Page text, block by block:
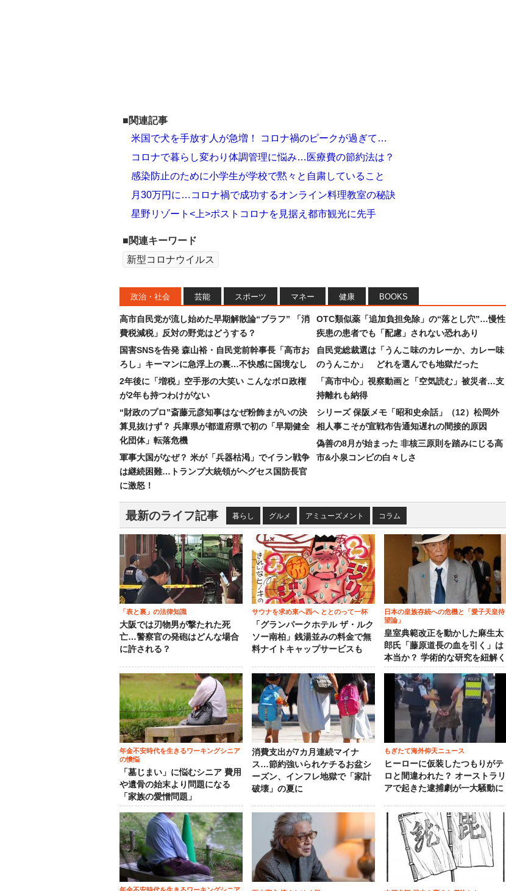
■関連記事
米国で犬を手放す人が急増！ コロナ禍のピークが過ぎて…
コロナで暮らし変わり体調管理に悩み…医療費の節約法は？
感染防止のために小学生が学校で黙々と自粛していること
月30万円に…コロナ禍で成功するオンライン料理教室の秘訣
星野リゾート<上>ポストコロナを見据え都市観光に先手
■関連キーワード
新型コロナウイルス
政治・社会 芸能 スポーツ マネー 健康 BOOKS
高市自民党が流し始めた早期解散論“ブラフ” 「消
費税減税」反対の野党はどうする？
国害SNSを告発 森山裕・自民党前幹事長「高市お
ろし」キーマンに急浮上の裏…不快感に国境なし
2年後に「増税」空手形の大笑い こんなボロ政権
が2年も持つわけがない
“財政のプロ”斎藤元彦知事はなぜ粉飾まがいの決
算見抜けず？ 兵庫県が都道府県で初の「早期健全
化団体」転落危機
軍事大国がなぜ？ 米が「兵器枯渇」でイラン戦争
は継続困難…トランプ大統領がヘグセス国防長官
に激怒！
OTC類似薬「追加負担免除」の“落とし穴”…慢性
疾患の患者でも「配慮」されない恐れあり
自民党総裁選は「うんこ味のカレーか、カレー味
のうんこか」 どれを選んでも地獄だった
「高市中心」視察動画と「空気読む」被災者…支
持離れも納得
シリーズ 保阪メモ「昭和史余話」（12）松岡外
相人事こそが宣戦布告通知遅れの間接的原因
偽善の8月が始まった 非核三原則を踏みにじる高
市&小泉コンビの白々しさ
最新のライフ記事 暮らし グルメ アミューズメント コラム
「表と裏」の法律知識
大阪では刃物男が撃たれた死
亡…警察官の発砲はどんな場合
に許される？
サウナを求め東へ西へ ととのって一杯
「グランパークホテル ザ・ルク
ソー南柏」銭湯並みの料金で無
料ナイトキャップサービスも
日本の皇族存続への危機と「愛子天皇待
望論」
皇室典範改正を動かした麻生太
郎氏「藤原道長の血を引く」は
本当か？ 学術的な研究を紐解く
年金不安時代を生きるワーキングシニア
の懊悩
「墓じまい」に悩むシニア 費用
や遺骨の始末より問題になる
「家族の愛憎問題」
消費支出が7カ月連続マイナ
ス…節約強いられケチるお盆シ
ーズン、インフレ地獄で「家計
破壊」の夏に
もぎたて海外仰天ニュース
ヒーローに仮装したつもりがテ
ロと間違われた？ オーストラリ
アで起きた逮捕劇が一大騒動に